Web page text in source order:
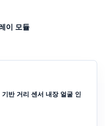
이 모듈
반 거리 센서 내장 얼굴 인